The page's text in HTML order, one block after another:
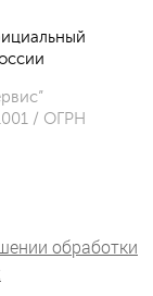
/ ОГРН
обработки